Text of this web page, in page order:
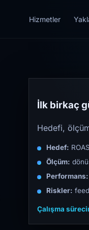
Hizmetler
İlk birkaç
Hedefi,
Hedef:
Ölçüm:
Performans:
Riskler:
Çalışma